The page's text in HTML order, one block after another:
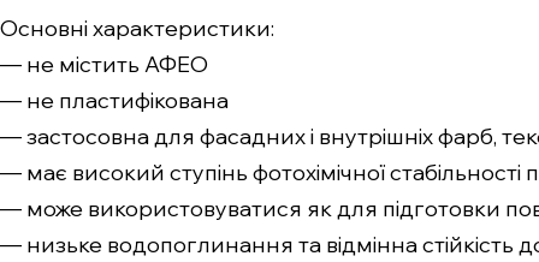
Основні характеристики:
— не містить АФЕО
— не пластифікована
— застосовна для фасадних і внутрішніх фарб,
— має високий ступінь фотохімічної стабільності
— може використовуватися як для підготовки
— низьке водопоглинання та відмінна стійкість